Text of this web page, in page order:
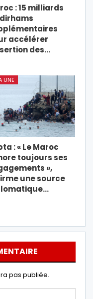
: 15 milliards
accélérer
des…
UNE
: « Le Maroc
toujours ses
»,
une source
pas publiée.